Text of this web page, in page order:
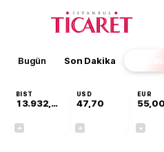
Bugün Son Dakika
BIST
13.932,50
USD
47,70
EUR
55,00